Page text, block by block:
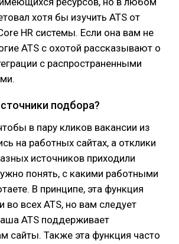
хотя бы изучить ATS от
HR системы. Если она вам не
ATS с охотой рассказывают о
с распространенными
подбора?
в пару кликов вакансии из
на работных сайтах, а отклики
источников приходили
понять, с какими работными
В принципе, эта функция
во всех ATS, но вам следует
ATS поддерживает
сайты. Также эта функция часто